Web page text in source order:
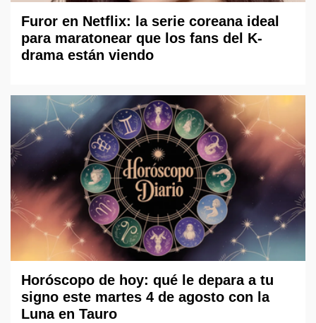
Furor en Netflix: la serie coreana ideal
para maratonear que los fans del K-
drama están viendo
Horóscopo de hoy: qué le depara a tu
signo este martes 4 de agosto con la
Luna en Tauro